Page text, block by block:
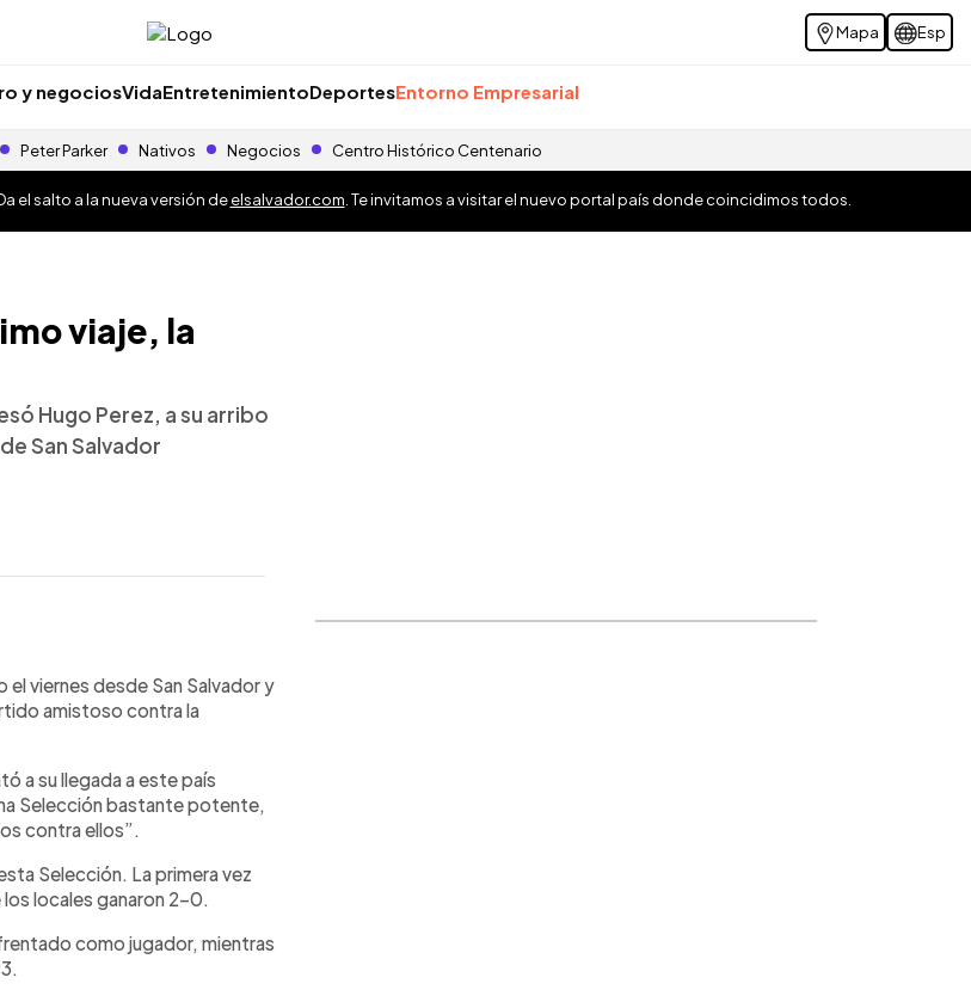
Mapa Esp
y negociosVidaEntretenimientoDeportesEntorno Empresarial
Peter Parker Nativos Negocios Centro Histórico Centenario
el salto a la nueva versión deelsalvador.com . Te invitamos a visitar el nuevo portal país donde coincidimos todos.
viaje, la
Hugo Perez, a su arribo
San Salvador
viernes desde San Salvador y
amistoso contra la
a su llegada a este país
Selección bastante potente,
contra ellos”.
Selección. La primera vez
locales ganaron 2-0.
como jugador, mientras